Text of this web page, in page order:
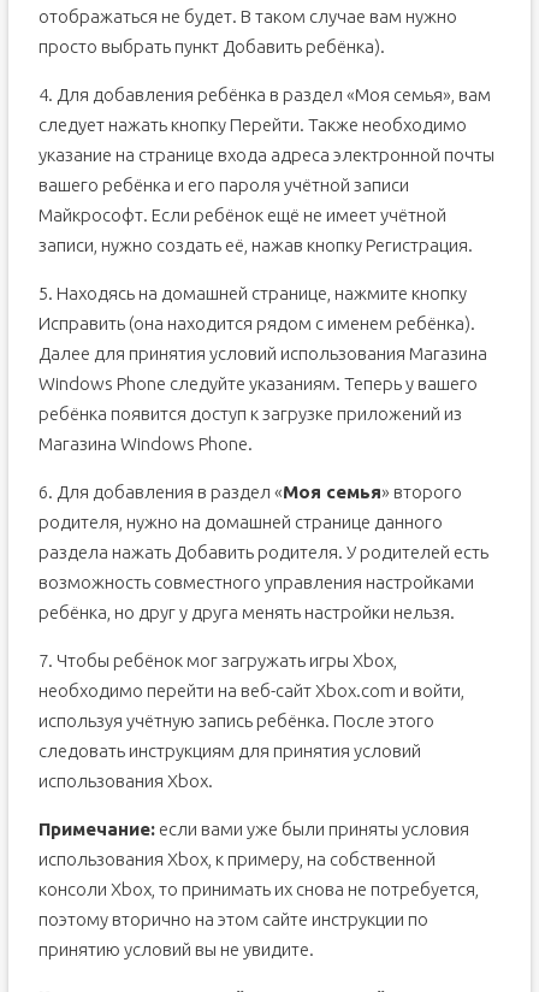
отображаться не будет. В таком случае вам нужно
просто выбрать пункт Добавить ребёнка).
4. Для добавления ребёнка в раздел «Моя семья», вам
следует нажать кнопку Перейти. Также необходимо
указание на странице входа адреса электронной почты
вашего ребёнка и его пароля учётной записи
Майкрософт. Если ребёнок ещё не имеет учётной
записи, нужно создать её, нажав кнопку Регистрация.
5. Находясь на домашней странице, нажмите кнопку
Исправить (она находится рядом с именем ребёнка).
Далее для принятия условий использования Магазина
Windows Phone следуйте указаниям. Теперь у вашего
ребёнка появится доступ к загрузке приложений из
Магазина Windows Phone.
6. Для добавления в раздел «Моя семья» второго
родителя, нужно на домашней странице данного
раздела нажать Добавить родителя. У родителей есть
возможность совместного управления настройками
ребёнка, но друг у друга менять настройки нельзя.
7. Чтобы ребёнок мог загружать игры Xbox,
необходимо перейти на веб-сайт Xbox.com и войти,
используя учётную запись ребёнка. После этого
следовать инструкциям для принятия условий
использования Xbox.
Примечание:если вами уже были приняты условия
использования Xbox, к примеру, на собственной
консоли Xbox, то принимать их снова не потребуется,
поэтому вторично на этом сайте инструкции по
принятию условий вы не увидите.